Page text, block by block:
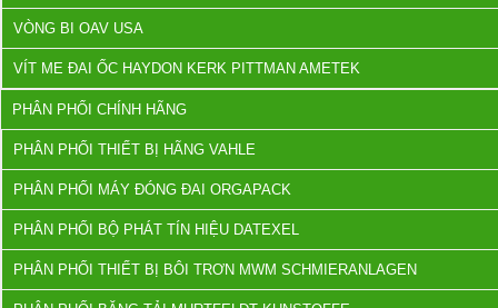
VÒNG BI OAV USA
VÍT ME ĐAI ỐC HAYDON KERK PITTMAN AMETEK
PHÂN PHỐI CHÍNH HÃNG
PHÂN PHỐI THIẾT BỊ HÃNG VAHLE
PHÂN PHỐI MÁY ĐÓNG ĐAI ORGAPACK
PHÂN PHỐI BỘ PHÁT TÍN HIỆU DATEXEL
PHÂN PHỐI THIẾT BỊ BÔI TRƠN MWM SCHMIERANLAGEN